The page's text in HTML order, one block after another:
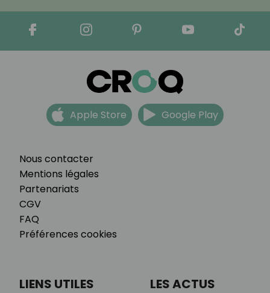
Nous contacter
Mentions légales
Partenariats
CGV
FAQ
Préférences cookies
Apple Store Google Play
LIENS UTILES LES ACTUS